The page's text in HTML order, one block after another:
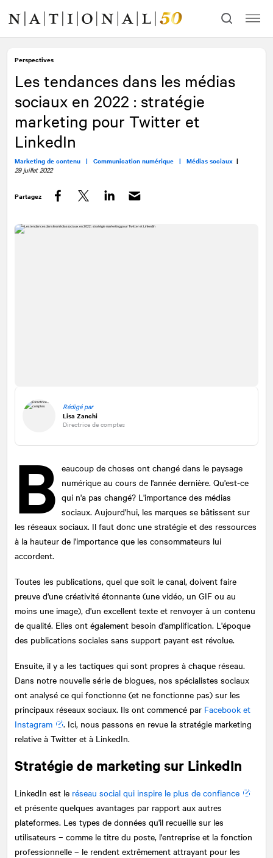
contenu
navigation
Perspectives
Les tendances dans les médias
sociaux en 2022 : stratégie
marketing pour Twitter et
LinkedIn
Marketing de contenu | Communication numérique | Médias sociaux |
29 juillet 2022
Partagez
Rédigé par
Lisa Zanchi
Directrice de comptes
B eaucoup de choses ont changé dans le paysage
numérique au cours de l'année dernière. Qu'est-ce
qui n'a pas changé? L'importance des médias
sociaux. Aujourd'hui, les marques se bâtissent sur
les réseaux sociaux. Il faut donc une stratégie et des ressources
à la hauteur de l'importance que les consommateurs lui
accordent.
Toutes les publications, quel que soit le canal, doivent faire
preuve d'une créativité étonnante (une vidéo, un GIF ou au
moins une image), d'un excellent texte et renvoyer à un contenu
de qualité. Elles ont également besoin d'amplification. L'époque
des publications sociales sans support payant est révolue.
Ensuite, il y a les tactiques qui sont propres à chaque réseau.
Dans notre nouvelle série de blogues, nos spécialistes sociaux
ont analysé ce qui fonctionne (et ne fonctionne pas) sur les
principaux réseaux sociaux. Ils ont commencé par Facebook et
Instagram
. Ici, nous passons en revue la stratégie marketing
relative à Twitter et à LinkedIn.
Stratégie de marketing sur LinkedIn
LinkedIn est le réseau social qui inspire le plus de confiance
et présente quelques avantages par rapport aux autres
plateformes. Les types de données qu'il recueille sur les
utilisateurs – comme le titre du poste, l'entreprise et la fonction
professionnelle – le rendent extrêmement attrayant pour les